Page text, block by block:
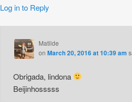
Log in to Reply
Matilde
on March 20, 2016 at 10:39 am
Obrigada, lindona
Beijinhosssss